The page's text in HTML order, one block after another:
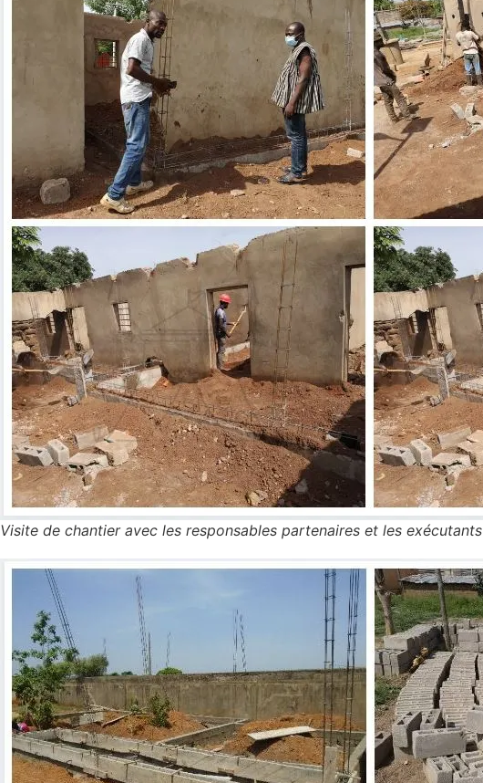
Visite de chantier avec les responsables partenaires et les exécutants